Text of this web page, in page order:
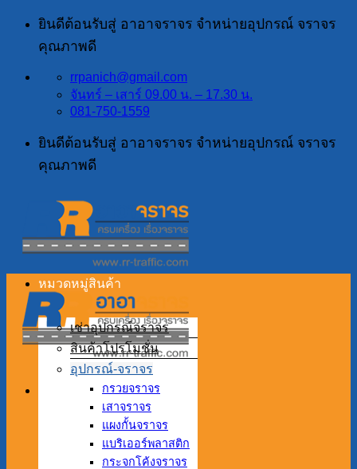
ข้าม
เนื้อหา
ยินดีต้อนรับสู่ อาอาจราจร จำหน่ายอุปกรณ์ จราจร
คุณภาพดี
rrpanich@gmail.com
จันทร์ – เสาร์ 09.00 น. – 17.30 น.
081-750-1559
ยินดีต้อนรับสู่ อาอาจราจร จำหน่ายอุปกรณ์ จราจร
คุณภาพดี
หมวดหมู่สินค้า
เช่าอุปกรณ์จราจร
สินค้าโปรโมชั่น
อุปกรณ์-จราจร
กรวยจราจร
เสาจราจร
แผงกั้นจราจร
แบริเออร์พลาสติก
กระจกโค้งจราจร